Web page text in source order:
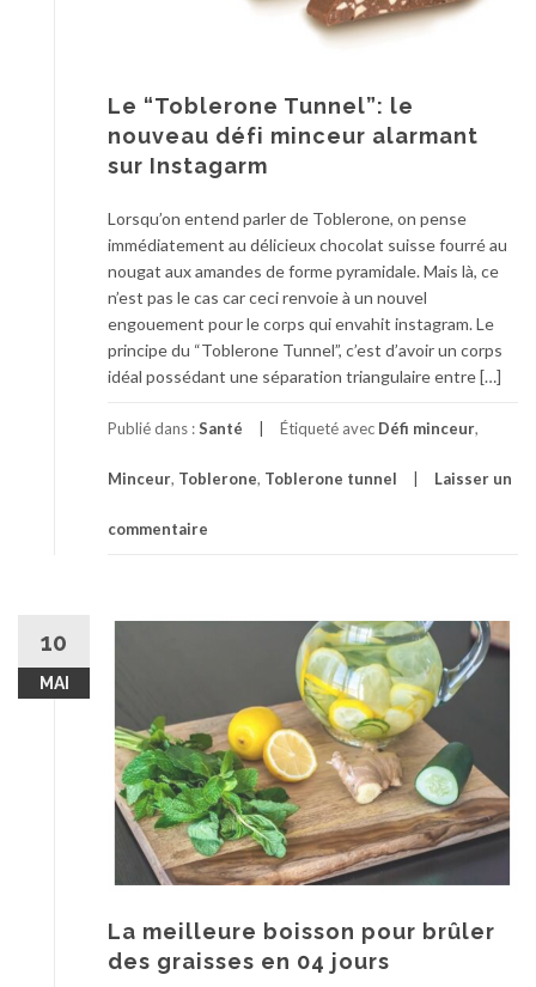
Le “Toblerone Tunnel”: le
nouveau défi minceur alarmant
sur Instagarm
Lorsqu’on entend parler de Toblerone, on pense
immédiatement au délicieux chocolat suisse fourré au
nougat aux amandes de forme pyramidale. Mais là, ce
n’est pas le cas car ceci renvoie à un nouvel
engouement pour le corps qui envahit instagram. Le
principe du “Toblerone Tunnel”, c’est d’avoir un corps
idéal possédant une séparation triangulaire entre […]
Publié dans :Santé Étiqueté avec Défi minceur,
Minceur, Toblerone, Toblerone tunnel Laisser un
commentaire
10
MAI
La meilleure boisson pour brûler
des graisses en 04 jours